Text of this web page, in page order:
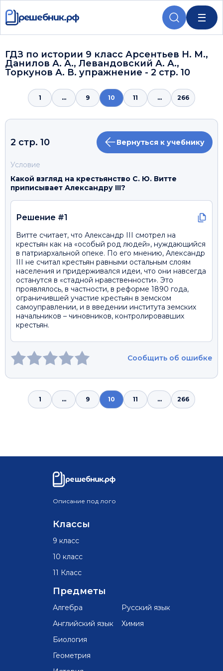
решебник.рф
ГДЗ по истории 9 класс Арсентьев Н. М.,
Данилов А. А., Левандовский А. А.,
Торкунов А. В. упражнение - 2 стр. 10
1 ... 9 10 11 ... 266
2 стр. 10 Вернуться к учебнику
Условие
Какой взгляд на крестьянство С. Ю. Витте
приписывает Александру III?
Решение #1
Витте считает, что Александр III смотрел на
крестьян как на «особый род людей», нуждающийся
в патриархальной опеке. По его мнению, Александр
III не считал крестьян равными остальным слоям
населения и придерживался идеи, что они навсегда
останутся в «стадной нравственности». Это
проявлялось, в частности, в реформе 1890 года,
ограничившей участие крестьян в земском
самоуправлении, и в введении института земских
начальников – чиновников, контролировавших
крестьян.
Сообщить об ошибке
1 ... 9 10 11 ... 266
решебник.рф
Описание под лого
Классы
9 класс
10 класс
11 Класс
Предметы
Алгебра
Английский язык
Биология
Геометрия
Русский язык
Химия